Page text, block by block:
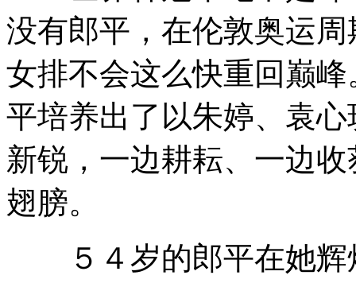
没有郎平，在伦敦奥运
女排不会这么快重回巅
平培养出了以朱婷、袁
新锐，一边耕耘、一边
翅膀。
５４岁的郎平在她辉